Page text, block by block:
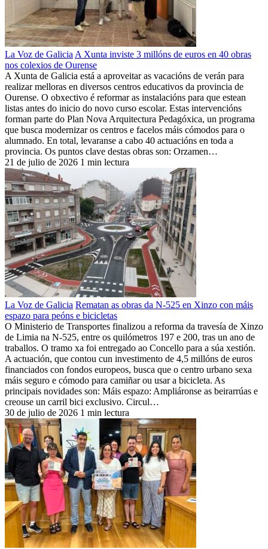
La Voz de Galicia A Xunta inviste 3 millóns de euros en 40 obras
nos colexios de Ourense
A Xunta de Galicia está a aproveitar as vacacións de verán para
realizar melloras en diversos centros educativos da provincia de
Ourense. O obxectivo é reformar as instalacións para que estean
listas antes do inicio do novo curso escolar. Estas intervencións
forman parte do Plan Nova Arquitectura Pedagóxica, un programa
que busca modernizar os centros e facelos máis cómodos para o
alumnado. En total, levaranse a cabo 40 actuacións en toda a
provincia. Os puntos clave destas obras son: Orzamen…
21 de julio de 2026 1 min lectura
La Voz de Galicia Rematan as obras da N-525 en Xinzo con máis
espazo para peóns e bicicletas
O Ministerio de Transportes finalizou a reforma da travesía de Xinzo
de Limia na N-525, entre os quilómetros 197 e 200, tras un ano de
traballos. O tramo xa foi entregado ao Concello para a súa xestión.
A actuación, que contou cun investimento de 4,5 millóns de euros
financiados con fondos europeos, busca que o centro urbano sexa
máis seguro e cómodo para camiñar ou usar a bicicleta. As
principais novidades son: Máis espazo: Ampliáronse as beirarrúas e
creouse un carril bici exclusivo. Circul…
30 de julio de 2026 1 min lectura